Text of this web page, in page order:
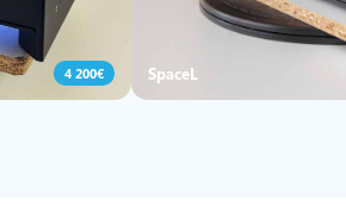
4 200€ SpaceL